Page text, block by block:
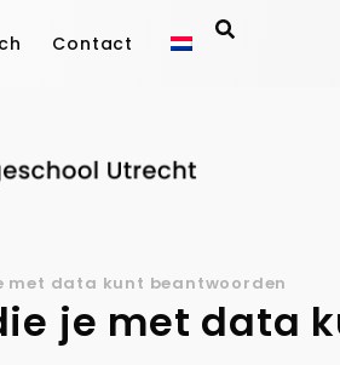
Contact
met data kunt beantwoorden
je met data